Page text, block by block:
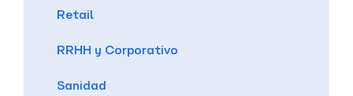
Retail
RRHH y Corporativo
Sanidad